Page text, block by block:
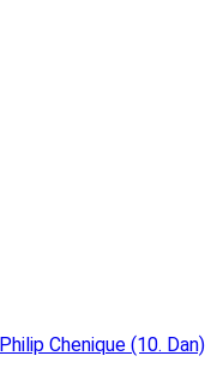
Chenique (10. Dan)